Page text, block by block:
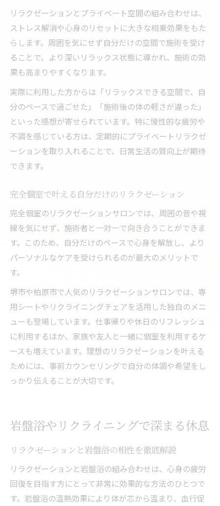
リラクゼーションとプライベート空間の組み合わせは、
ストレス解消や心身のリセットに大きな相乗効果をもた
らします。周囲を気にせず自分だけの空間で施術を受け
ることで、より深いリラックス状態に導かれ、施術の効
果も高まりやすくなります。
実際に利用した方からは「リラックスできる空間で、自
分のペースで過ごせた」「施術後の体の軽さが違った」
といった感想が寄せられています。特に慢性的な疲労や
不調を感じている方は、定期的にプライベートリラクゼ
ーションを取り入れることで、日常生活の質向上が期待
できます。
完全個室で叶える自分だけのリラクゼーション
完全個室のリラクゼーションサロンでは、周囲の音や視
線を気にせず、施術者と一対一で向き合うことができま
す。このため、自分だけのペースで心身を解放し、より
パーソナルなケアを受けられるのが最大のメリットで
す。
堺市や柏原市で人気のリラクゼーションサロンでは、専
用シートやリクライニングチェアを活用した独自のメニ
ューも登場しています。仕事帰りや休日のリフレッシュ
に利用するほか、家族や友人と一緒に個室を利用するケ
ースも増えています。理想のリラクゼーションを叶える
ためには、事前カウンセリングで自分の体調や希望をし
っかり伝えることが大切です。
岩盤浴やリクライニングで深まる休息
リラクゼーションと岩盤浴の相性を徹底解説
リラクゼーションと岩盤浴の組み合わせは、心身の疲労
回復を目指す方にとって非常に効果的な方法のひとつで
す。岩盤浴の温熱効果により体が芯から温まり、血行促